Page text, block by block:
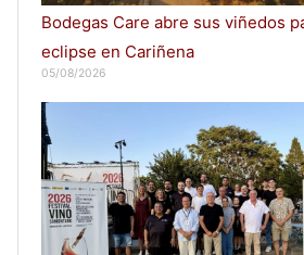
Bodegas Care abre sus viñedos
eclipse en Cariñena
05/08/2026